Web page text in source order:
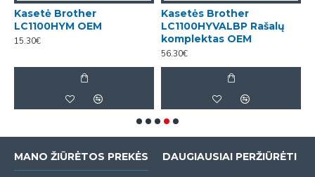
Kasetė Brother
LC1100HYM OEM
15.30€
Kasetės Brother
LC1100HYVALBP Rašalų
komplektas OEM
56.30€
MANO ŽIŪRĖTOS PREKĖS DAUGIAUSIAI PERŽIŪRĖTI